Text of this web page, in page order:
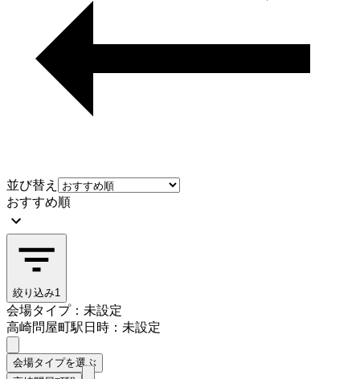
並び替え
おすすめ順
絞り込み1
会場タイプ：未設定
高崎問屋町駅日時：未設定
会場タイプを選ぶ